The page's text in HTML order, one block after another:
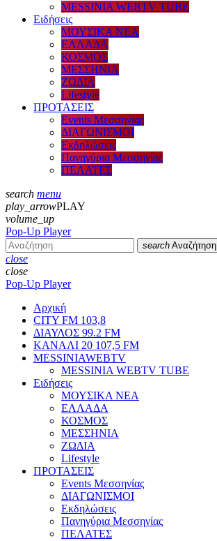
MESSINIA WEBTV TUBE
Eιδήσεις
ΜΟΥΣΙΚΑ ΝΕΑ
ΕΛΛΑΔΑ
ΚΟΣΜΟΣ
ΜΕΣΣΗΝΙΑ
ΖΩΔΙΑ
Lifestyle
ΠΡΟΤΑΣΕΙΣ
Events Μεσσηνίας
ΔΙΑΓΩΝΙΣΜΟΙ
Εκδηλώσεις
Πανηγύρια Μεσσηνίας
ΠΕΛΑΤΕΣ
search menu
play_arrowPLAY
volume_up
Pop-Up Player
search Αναζήτηση
close
close
Pop-Up Player
Αρχική
CITY FM 103,8
ΔΙΑΥΛΟΣ 99.2 FM
ΚΑΝΑΛΙ 20 107,5 FM
MESSINIAWEBTV
MESSINIA WEBTV TUBE
Eιδήσεις
ΜΟΥΣΙΚΑ ΝΕΑ
ΕΛΛΑΔΑ
ΚΟΣΜΟΣ
ΜΕΣΣΗΝΙΑ
ΖΩΔΙΑ
Lifestyle
ΠΡΟΤΑΣΕΙΣ
Events Μεσσηνίας
ΔΙΑΓΩΝΙΣΜΟΙ
Εκδηλώσεις
Πανηγύρια Μεσσηνίας
ΠΕΛΑΤΕΣ